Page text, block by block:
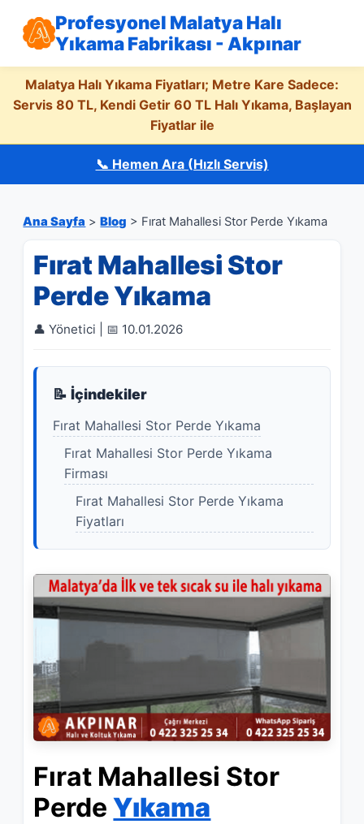
Profesyonel Malatya Halı
Yıkama Fabrikası - Akpınar
Malatya Halı Yıkama Fiyatları; Metre Kare Sadece:
Servis 80 TL, Kendi Getir 60 TL Halı Yıkama, Başlayan
Fiyatlar ile
📞 Hemen Ara (Hızlı Servis)
Ana Sayfa >Blog > Fırat Mahallesi Stor Perde Yıkama
Fırat Mahallesi Stor
Perde Yıkama
👤 Yönetici | 📅 10.01.2026
📝 İçindekiler
Fırat Mahallesi Stor Perde Yıkama
Fırat Mahallesi Stor Perde Yıkama
Firması
Fırat Mahallesi Stor Perde Yıkama
Fiyatları
Fırat Mahallesi Stor
PerdeYıkama